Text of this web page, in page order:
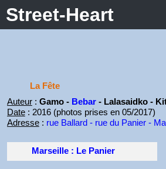
Street-Heart
La Fête
Auteur: Gamo - Bebar - Lalasaidko -
Date: 2016 (photos prises en 05/2017)
Adresse: rue Ballard - rue du Panier -
Marseille : Le Panier